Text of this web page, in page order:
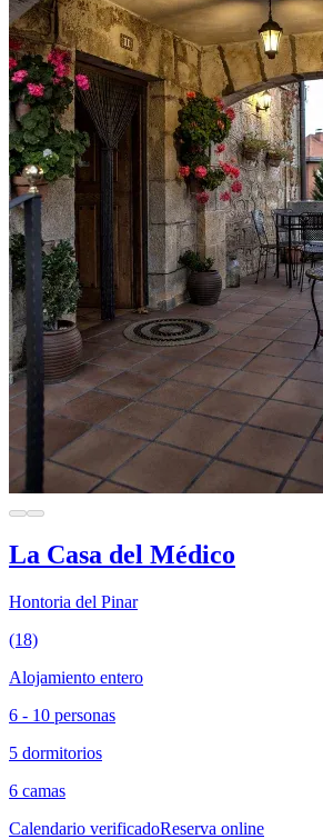
La Casa del Médico
Hontoria del Pinar
(18)
Alojamiento entero
6 - 10 personas
5 dormitorios
6 camas
Calendario verificadoReserva online